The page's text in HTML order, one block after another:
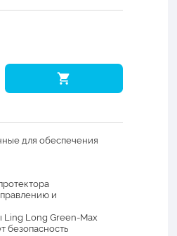
для обеспечения
и
Ling Long Green-Max
безопасность